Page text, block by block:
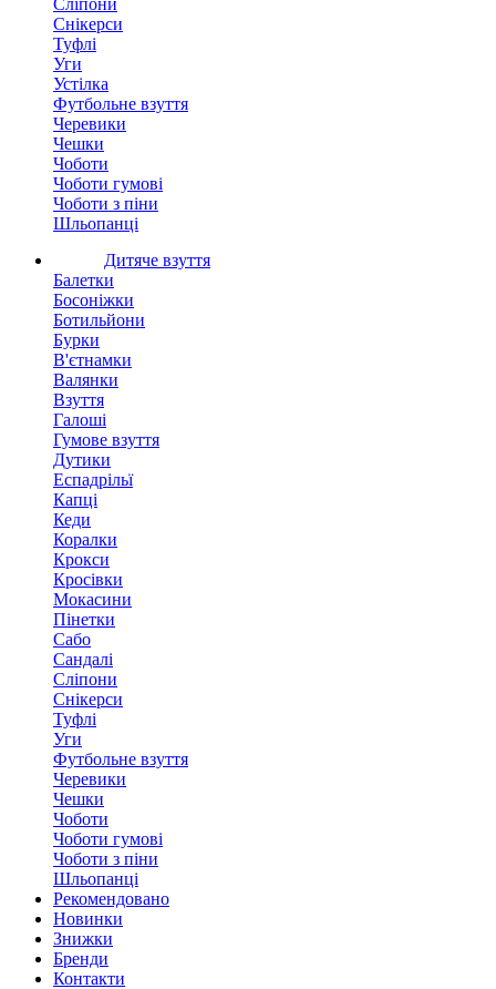
Сліпони
Снікерси
Туфлі
Уги
Устілка
Футбольне взуття
Черевики
Чешки
Чоботи
Чоботи гумові
Чоботи з піни
Шльопанці
Дитяче взуття
Балетки
Босоніжки
Ботильйони
Бурки
В'єтнамки
Валянки
Взуття
Галоші
Гумове взуття
Дутики
Еспадрільї
Капці
Кеди
Коралки
Крокси
Кросівки
Мокасини
Пінетки
Сабо
Сандалі
Сліпони
Снікерси
Туфлі
Уги
Футбольне взуття
Черевики
Чешки
Чоботи
Чоботи гумові
Чоботи з піни
Шльопанці
Рекомендовано
Новинки
Знижки
Бренди
Контакти